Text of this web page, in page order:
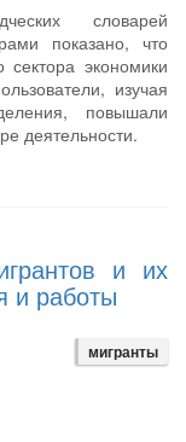
словарей
показано, что
экономики
изучая
повышали
деятельности.
и их
и работы
мигранты